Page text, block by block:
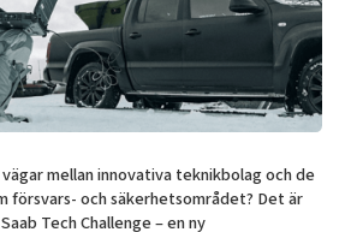
regions
collaboration
business
companies
Mjärdevi
mellan innovativa teknikbolag och de
försvars- och säkerhetsområdet? Det är
Tech Challenge – en ny